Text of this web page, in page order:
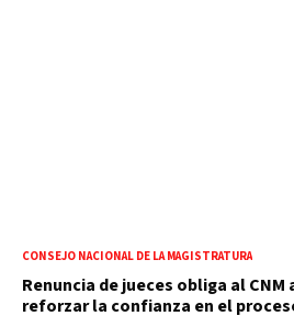
CONSEJO NACIONAL DE LA MAGISTRATURA
Renuncia de jueces obliga al CNM
reforzar la confianza en el